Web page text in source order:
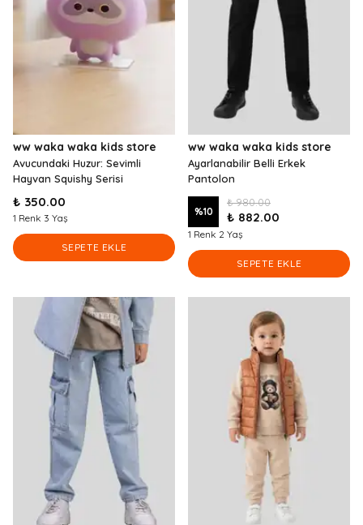
ww waka waka kids store
Avucundaki Huzur: Sevimli
Hayvan Squishy Serisi
₺ 350.00
1 Renk 3 Yaş
SEPETE EKLE
ww waka waka kids store
Ayarlanabilir Belli Erkek
Pantolon
%10
₺ 980.00
₺ 882.00
1 Renk 2 Yaş
SEPETE EKLE